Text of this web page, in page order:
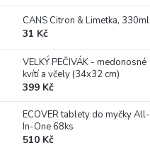
CANS Citron & Limetka, 330ml
31 Kč
VELKÝ PEČIVÁK - medonosné
kvítí a včely (34x32 cm)
399 Kč
ECOVER tablety do myčky All-
In-One 68ks
510 Kč